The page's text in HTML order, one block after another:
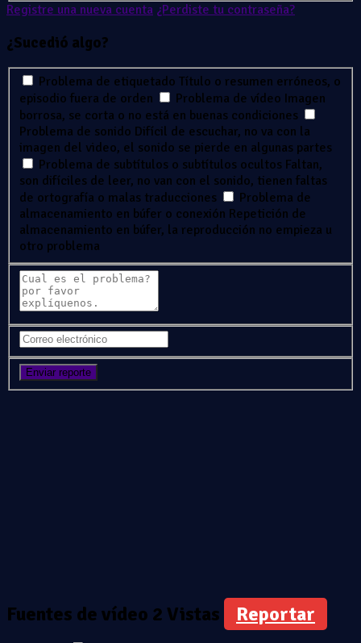
Registre una nueva cuenta ¿Perdiste tu contraseña?
¿Sucedió algo?
Problema de etiquetado Título o resumen erróneos, o
episodio fuera de orden
Problema de vídeo Imagen
borrosa, se corta o no está en buenas condiciones
Problema de sonido Difícil de escuchar, no va con la
imagen del video, el sonido se pierde en algunas partes
Problema de subtítulos o subtítulos ocultos Faltan,
son difíciles de leer, no van con el sonido, tienen faltas
de ortografía o malas traducciones
Problema de
almacenamiento en búfer o conexión Repetición de
almacenamiento en búfer, la reproducción no empieza u
otro problema
Fuentes de vídeo 2 Vistas Reportar